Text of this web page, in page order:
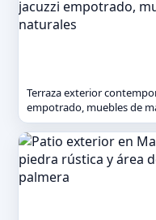
Terraza exterior
empotrado, muebles de